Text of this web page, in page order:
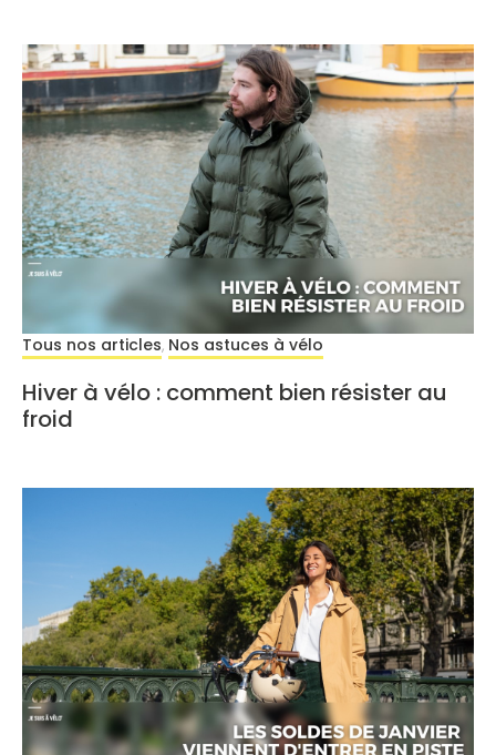
Tous nos articles, Nos astuces à vélo
Hiver à vélo : comment bien résister au
froid